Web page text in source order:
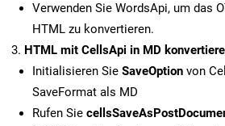
Verwenden Sie WordsApi, um das
HTML zu konvertieren.
HTML mit CellsApi in MD
Initialisieren Sie SaveOption von
SaveFormat als MD
Rufen Sie